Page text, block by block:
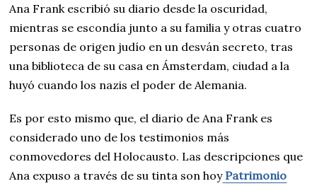
Ana Frank escribió su diario desde la oscuridad,
mientras se escondía junto a su familia y otras cuatro
personas de origen judío en un desván secreto, tras
una biblioteca de su casa en Ámsterdam, ciudad a la
huyó cuando los nazis el poder de Alemania.
Es por esto mismo que, el diario de Ana Frank es
considerado uno de los testimonios más
conmovedores del Holocausto. Las descripciones que
Ana expuso a través de su tinta son hoy Patrimonio